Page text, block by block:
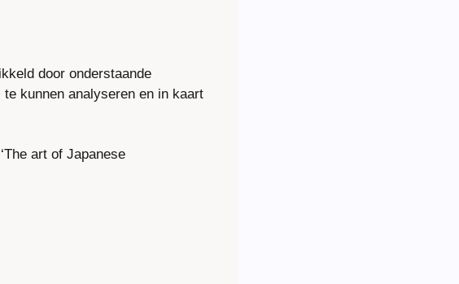
door onderstaande
kunnen analyseren en in kaart
art of Japanese